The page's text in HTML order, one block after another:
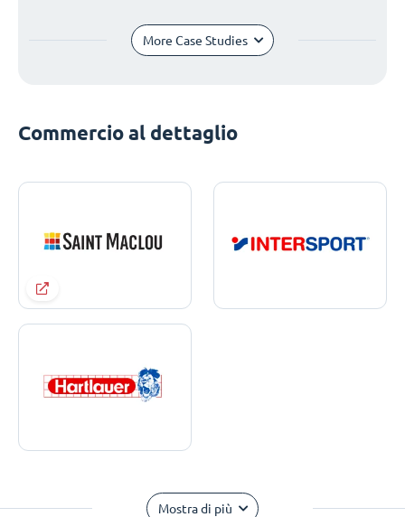
More Case Studies
Commercio al dettaglio
Mostra di più